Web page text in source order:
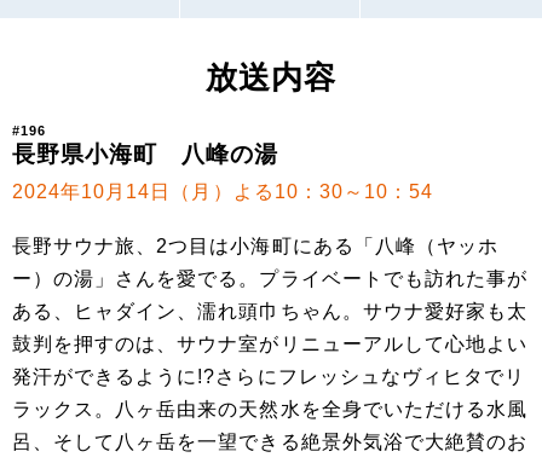
放送内容
#196
長野県小海町 八峰の湯
2024年10月14日（月）よる10：30～10：54
長野サウナ旅、2つ目は小海町にある「八峰（ヤッホ
ー）の湯」さんを愛でる。プライベートでも訪れた事が
ある、ヒャダイン、濡れ頭巾ちゃん。サウナ愛好家も太
鼓判を押すのは、サウナ室がリニューアルして心地よい
発汗ができるように!?さらにフレッシュなヴィヒタでリ
ラックス。八ヶ岳由来の天然水を全身でいただける水風
呂、そして八ヶ岳を一望できる絶景外気浴で大絶賛のお